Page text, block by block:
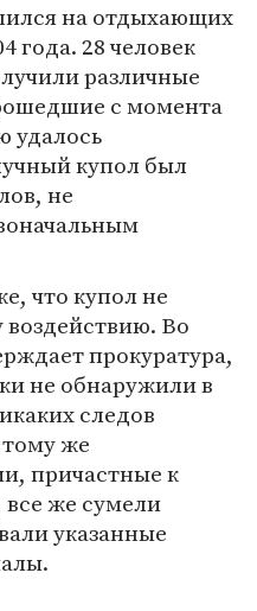
на отдыхающих
года. 28 человек
различные
с момента
удалось
купол был
не
что купол не
Во
прокуратура,
не обнаружили в
следов
же
причастные к
все же сумели
указанные